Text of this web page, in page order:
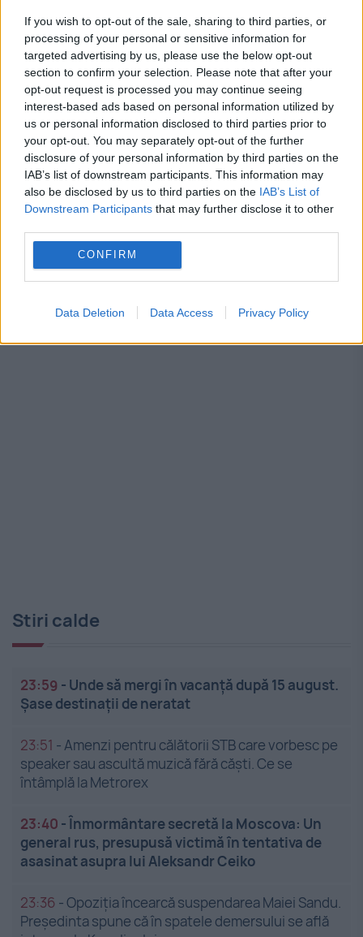
If you wish to opt-out of the sale, sharing to third parties, or
processing of your personal or sensitive information for
targeted advertising by us, please use the below opt-out
section to confirm your selection. Please note that after your
opt-out request is processed you may continue seeing
interest-based ads based on personal information utilized by
us or personal information disclosed to third parties prior to
your opt-out. You may separately opt-out of the further
disclosure of your personal information by third parties on the
IAB’s list of downstream participants. This information may
also be disclosed by us to third parties on the IAB’s List of
Downstream Participants that may further disclose it to other
CONFIRM
Data Deletion Data Access Privacy Policy
pentru Antena 1. Un singur meci a egalat cele
mai urmărite partide din Superliga
Mutare strategică în prag de vară
Stiri calde
23:59 - Unde să mergi în vacanță după 15 august.
Șase destinații de neratat
23:51 -Amenzi pentru călătorii STB care vorbesc pe
speaker sau ascultă muzică fără căști. Ce se
întâmplă la Metrorex
23:40 -Înmormântare secretă la Moscova: Un
general rus, presupusă victimă în tentativa de
asasinat asupra lui Aleksandr Ceiko
23:36 -Opoziția încearcă suspendarea Maiei Sandu.
Președinta spune că în spatele demersului se află